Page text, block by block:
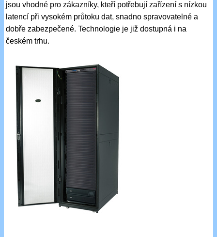
jsou vhodné pro zákazníky, kteří potřebují zařízení s nízkou
latencí při vysokém průtoku dat, snadno spravovatelné a
dobře zabezpečené. Technologie je již dostupná i na
českém trhu.